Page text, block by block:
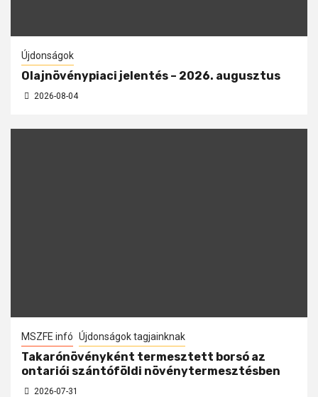
Újdonságok
Olajnövénypiaci jelentés – 2026. augusztus
2026-08-04
MSZFE infó Újdonságok tagjainknak
Takarónövényként termesztett borsó az
ontariói szántóföldi növénytermesztésben
2026-07-31